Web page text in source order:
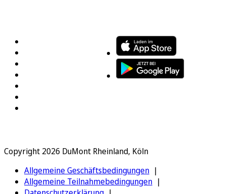
Copyright 2026 DuMont Rheinland, Köln
Allgemeine Geschäftsbedingungen
Allgemeine Teilnahmebedingungen